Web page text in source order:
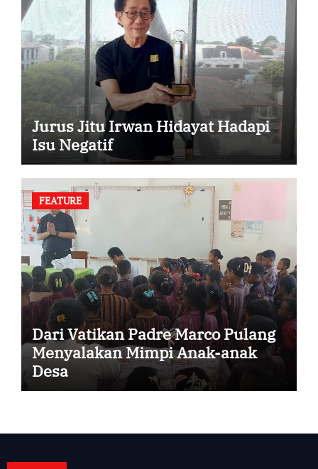
Jurus Jitu Irwan Hidayat Hadapi
Isu Negatif
FEATURE
Dari Vatikan Padre Marco Pulang
Menyalakan Mimpi Anak-anak
Desa